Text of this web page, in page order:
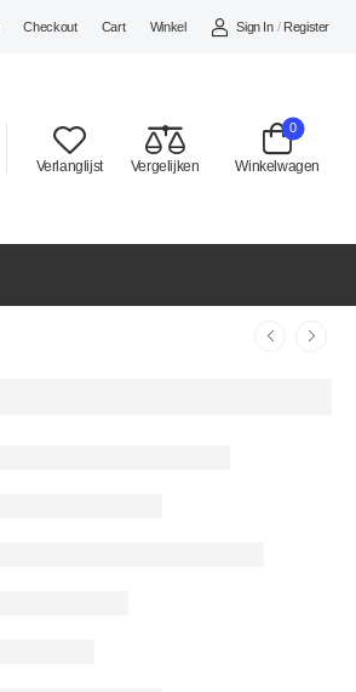
Checkout Cart Winkel Sign In / Register
Verlanglijst Vergelijken Winkelwagen
0